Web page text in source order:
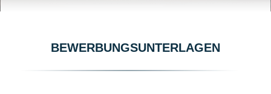
BEWERBUNGSUNTERLAGEN